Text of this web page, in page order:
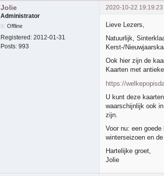
Jolie
2020-10-22 19:19:23
Administrator
Offline
Registered: 2012-01-31
Posts: 993
Lieve Lezers,
Natuurlijk,
Kerst-/
Ook hier zijn de
Kaarten met
https://
U kunt deze
waarschijnlijk ook
zijn.
Voor nu: een
winterseizoen en
Hartelijke groet,
Jolie